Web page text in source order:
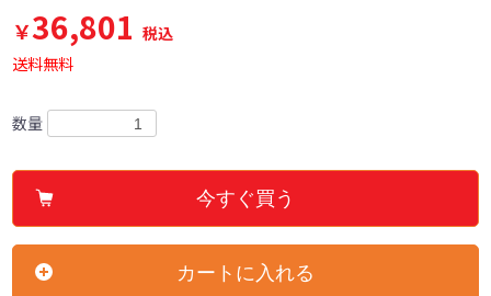
￥36,801 税込
送料無料
数量
今すぐ買う
カートに入れる